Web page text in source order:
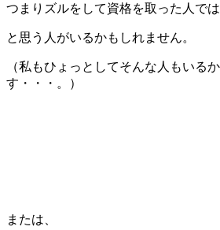
つまりズルをして資格を取った人で
と思う人がいるかもしれません。
（私もひょっとしてそんな人もいる
す・・・。）
または、